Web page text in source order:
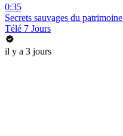
0:35
Secrets sauvages du patrimoine
Télé 7 Jours
il y a 3 jours